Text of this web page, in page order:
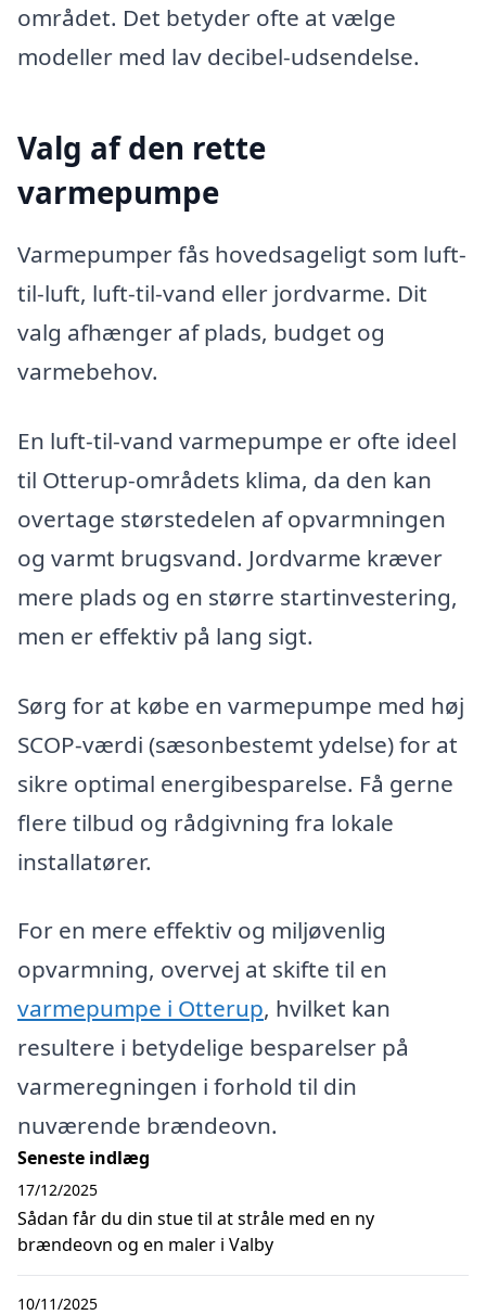
området. Det betyder ofte at vælge
modeller med lav decibel-udsendelse.
Valg af den rette
varmepumpe
Varmepumper fås hovedsageligt som luft-
til-luft, luft-til-vand eller jordvarme. Dit
valg afhænger af plads, budget og
varmebehov.
En luft-til-vand varmepumpe er ofte ideel
til Otterup-områdets klima, da den kan
overtage størstedelen af opvarmningen
og varmt brugsvand. Jordvarme kræver
mere plads og en større startinvestering,
men er effektiv på lang sigt.
Sørg for at købe en varmepumpe med høj
SCOP-værdi (sæsonbestemt ydelse) for at
sikre optimal energibesparelse. Få gerne
flere tilbud og rådgivning fra lokale
installatører.
For en mere effektiv og miljøvenlig
opvarmning, overvej at skifte til en
varmepumpe i Otterup, hvilket kan
resultere i betydelige besparelser på
varmeregningen i forhold til din
nuværende brændeovn.
Seneste indlæg
Sådan får du din stue til at stråle med en ny
brændeovn og en maler i Valby
17/12/2025
10/11/2025